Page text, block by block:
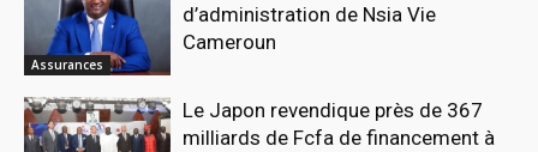
Assurances
d’administration de Nsia Vie
Cameroun
Le Japon revendique près de 367
milliards de Fcfa de financement à